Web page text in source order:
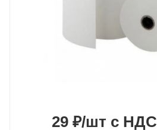
29 ₽/шт с НДС